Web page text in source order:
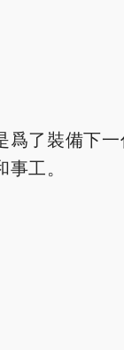
爲了裝備下
工。